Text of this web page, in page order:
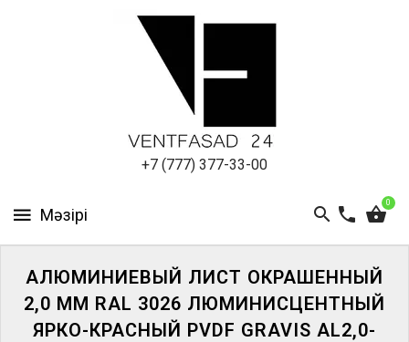
+7 (777) 377-33-00
0
ПАНЕЛИ
АЛЮМИНИЕВЫЙ ЛИСТ ОКРАШЕННЫЙ
2,0 ММ RAL 3026 ЛЮМИНИСЦЕНТНЫЙ
ЯРКО-КРАСНЫЙ PVDF GRAVIS AL2,0-